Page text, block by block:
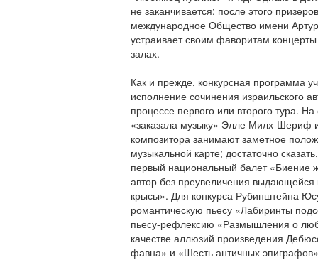
не заканчивается: после этого
международное Общество имени
устраивает своим фаворитам
залах.
Как и прежде, конкурсная программа
исполнение сочинения израильского
процессе первого или второго тура.
«заказала музыку» Элле Милх-Шериф
композитора занимают заметное
музыкальной карте; достаточно
первый национальный балет
автор без преувеличения
крысы». Для конкурса Рубинштейна
романтическую пьесу «Лабиринты
пьесу-рефлексию «Размышления о
качестве аллюзий произведения
фавна» и «Шесть античных